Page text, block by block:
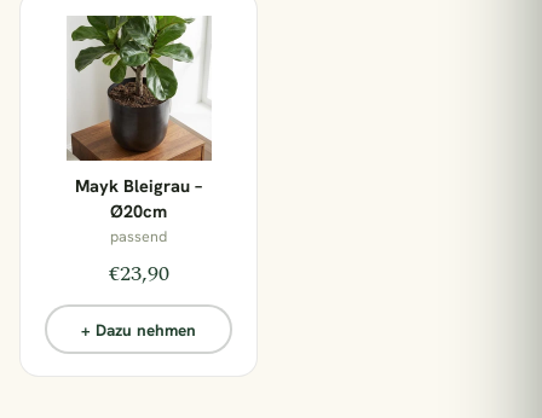
Mayk Bleigrau –
Ø20cm
passend
€23,90
+ Dazu nehmen